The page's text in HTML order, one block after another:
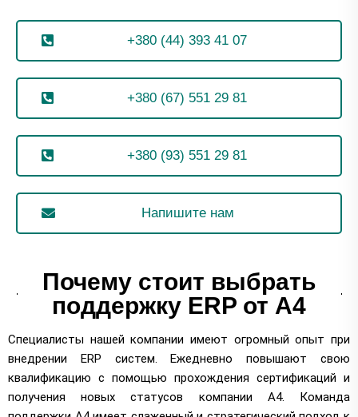
+380 (44) 393 41 07
+380 (67) 551 29 81
+380 (93) 551 29 81
Напишите нам
Почему стоит выбрать
поддержку ERP от А4
Специалисты нашей компании имеют огромный опыт при
внедрении ERP систем. Ежедневно повышают свою
квалификацию с помощью прохождения сертификаций и
получения новых статусов компании А4. Команда